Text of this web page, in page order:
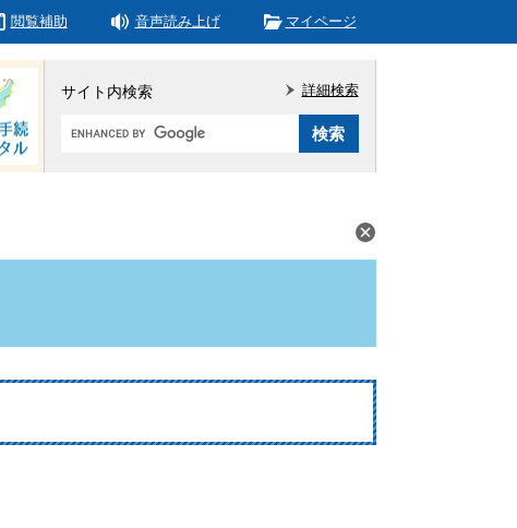
閲覧補助 音声読み上げ マイページ
サイト内検索
Google
索
詳細検索